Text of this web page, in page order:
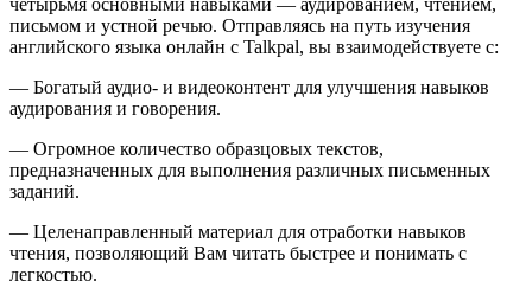
письмом и устной речью. Отправляясь на путь изучения
английского языка онлайн с Talkpal, вы взаимодействуете с:
— Богатый аудио- и видеоконтент для улучшения навыков
аудирования и говорения.
— Огромное количество образцовых текстов,
предназначенных для выполнения различных письменных
заданий.
— Целенаправленный материал для отработки навыков
чтения, позволяющий Вам читать быстрее и понимать с
легкостью.